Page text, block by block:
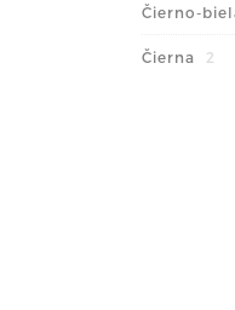
Čierno-
Čierna 2